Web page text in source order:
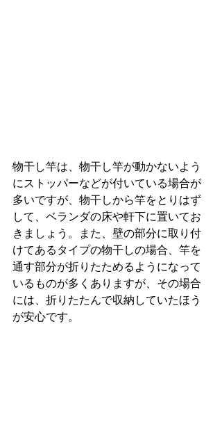
物干し竿は、物干し竿が動かないよう
にストッパーなどが付いている場合が
多いですが、物干しから竿をとりはず
して、ベランダの床や軒下に置いてお
きましょう。また、壁の部分に取り付
けてあるタイプの物干しの場合、竿を
通す部分が折りたためるようになって
いるものが多くありますが、その場合
には、折りたたんで収納していたほう
が安心です。